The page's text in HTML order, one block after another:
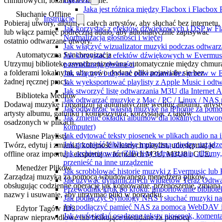
Jaka jest różnica między Flacbox i Flacbox
Instrukcje
Jak korzystać z efektów dźwiękowych i DSP w
Normalizacja głośności i więcej
Jak włączyć wizualizator muzyki podczas
Jak korzystać z efektów dźwiękowych w
normalizacja głośności
Jak włączyć i używać odtwarzania bez przerw w
Jak wyeksportować playlisty z Apple Music i
Jak stworzyć listę odtwarzania M3U dla Internet
Jak odtwarzać muzykę z Mac / PC / Linux /
Jak odtwarzać własną muzykę na iPhonie za
Jak zmienić okładki albumów dla lokalnych
komputer)
Jak edytować teksty piosenek w plikach audio
Jak przenieść bibliotekę muzyczną między
Jak archiwizować (ZIP) listy odtwarzania,
przenieść na inne urządzenie
Jak scrobblować historię muzyki z Evermusic lub
Jak używać dynamicznych widgetów Teraz
Przewodnik krok po kroku: Importowanie
Jak podłączyć Synology NAS i słuchać muzyki
Jak podłączyć pamięć NAS za pomocą
Jak wyświetlać osadzone teksty piosenek,
Słuchanie Offline
Pobieraj utwory, albumy i całych artystów, aby słuchać bez internetu,
lub włącz pamięć podręczną audio, aby automatycznie zapisywać
ostatnio odtwarzane utwory.
Automatyczna Synchronizacja
Utrzymuj bibliotekę zsynchronizowaną automatycznie między
a folderami lokalnymi, aby nowo dodane pliki pojawiały się bez
żadnej ręcznej pracy.
Biblioteka Mediów
Dodawaj muzykę i organizuj ją automatycznie według albumu,
artysty albumu, gatunku i kompozytora, korzystając z tagów
osadzonych w plikach.
Własne Playlisty
Twórz, edytuj i zmieniaj kolejność własnych playlist, udostępniaj je
offline oraz importuj i eksportuj w formatach M3U, M3U8 i CUE.
Menedżer Plików
Zarządzaj muzyką za pomocą wbudowanego menedżera plików,
obsługując codzienne operacje jak kopiowanie, przenoszenie, zmiana
nazwy i usuwanie, aby utrzymać pliki w porządku.
Edytor Tagów ID3
Napraw nieprawidłowe lub brakujące metadane za pomocą